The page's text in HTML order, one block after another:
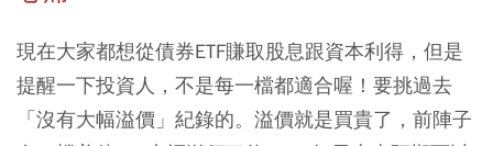
現在大家都想從債券ETF賺取股息跟資本利得，但是
提醒一下投資人，不是每一檔都適合喔！要挑過去
「沒有大幅溢價」紀錄的。溢價就是買貴了，前陣子